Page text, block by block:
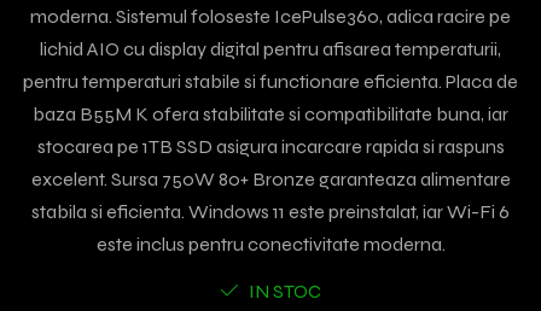
moderna. Sistemul foloseste IcePulse360, adica racire pe
lichid AIO cu display digital pentru afisarea temperaturii,
pentru temperaturi stabile si functionare eficienta. Placa de
baza B55M K ofera stabilitate si compatibilitate buna, iar
stocarea pe 1TB SSD asigura incarcare rapida si raspuns
excelent. Sursa 750W 80+ Bronze garanteaza alimentare
stabila si eficienta. Windows 11 este preinstalat, iar Wi-Fi 6
este inclus pentru conectivitate moderna.
IN STOC